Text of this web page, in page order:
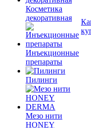
Косметика
декоративная
Инъекционные
препараты
Пилинги
Мезо нити
HONEY